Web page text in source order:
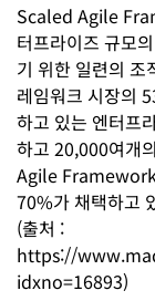
Scaled Agile
터프라이즈 규모
기 위한 일련의 조
레임워크 시장의
하고 있는 엔터프
하고 20,000여개
Agile
70%가 채택하고
(출처 :
https://
idxno=16893)